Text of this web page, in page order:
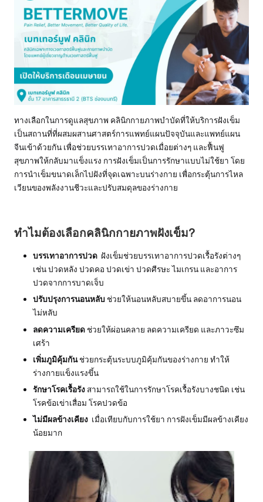
ทางเลือกในการดูแลสุขภาพ คลินิกกายภาพบำบัดที่ให้บริการฝังเข็ม
เป็นสถานที่ที่ผสมผสานศาสตร์การแพทย์แผนปัจจุบันและแพทย์แผน
จีนเข้าด้วยกัน เพื่อช่วยบรรเทาอาการปวดเมื่อยต่างๆ และฟื้นฟู
สุขภาพให้กลับมาแข็งแรง การฝังเข็มเป็นการรักษาแบบไม่ใช้ยา โดย
การนำเข็มขนาดเล็กไปฝังที่จุดเฉพาะบนร่างกาย เพื่อกระตุ้นการไหล
เวียนของพลังงานชีวะและปรับสมดุลของร่างกาย
ทำไมต้องเลือกคลินิกกายภาพฝังเข็ม?
บรรเทาอาการปวด ฝังเข็มช่วยบรรเทาอาการปวดเรื้อรังต่างๆ
เช่น ปวดหลัง ปวดคอ ปวดเข่า ปวดศีรษะ ไมเกรน และอาการ
ปวดจากการบาดเจ็บ
ปรับปรุงการนอนหลับ ช่วยให้นอนหลับสบายขึ้น ลดอาการนอน
ไม่หลับ
ลดความเครียด ช่วยให้ผ่อนคลาย ลดความเครียด และภาวะซึม
เศร้า
เพิ่มภูมิคุ้มกันช่วยกระตุ้นระบบภูมิคุ้มกันของร่างกาย ทำให้
ร่างกายแข็งแรงขึ้น
รักษาโรคเรื้อรัง สามารถใช้ในการรักษาโรคเรื้อรังบางชนิด เช่น
โรคข้อเข่าเสื่อม โรคปวดข้อ
ไม่มีผลข้างเคียง เมื่อเทียบกับการใช้ยา การฝังเข็มมีผลข้างเคียง
น้อยมาก